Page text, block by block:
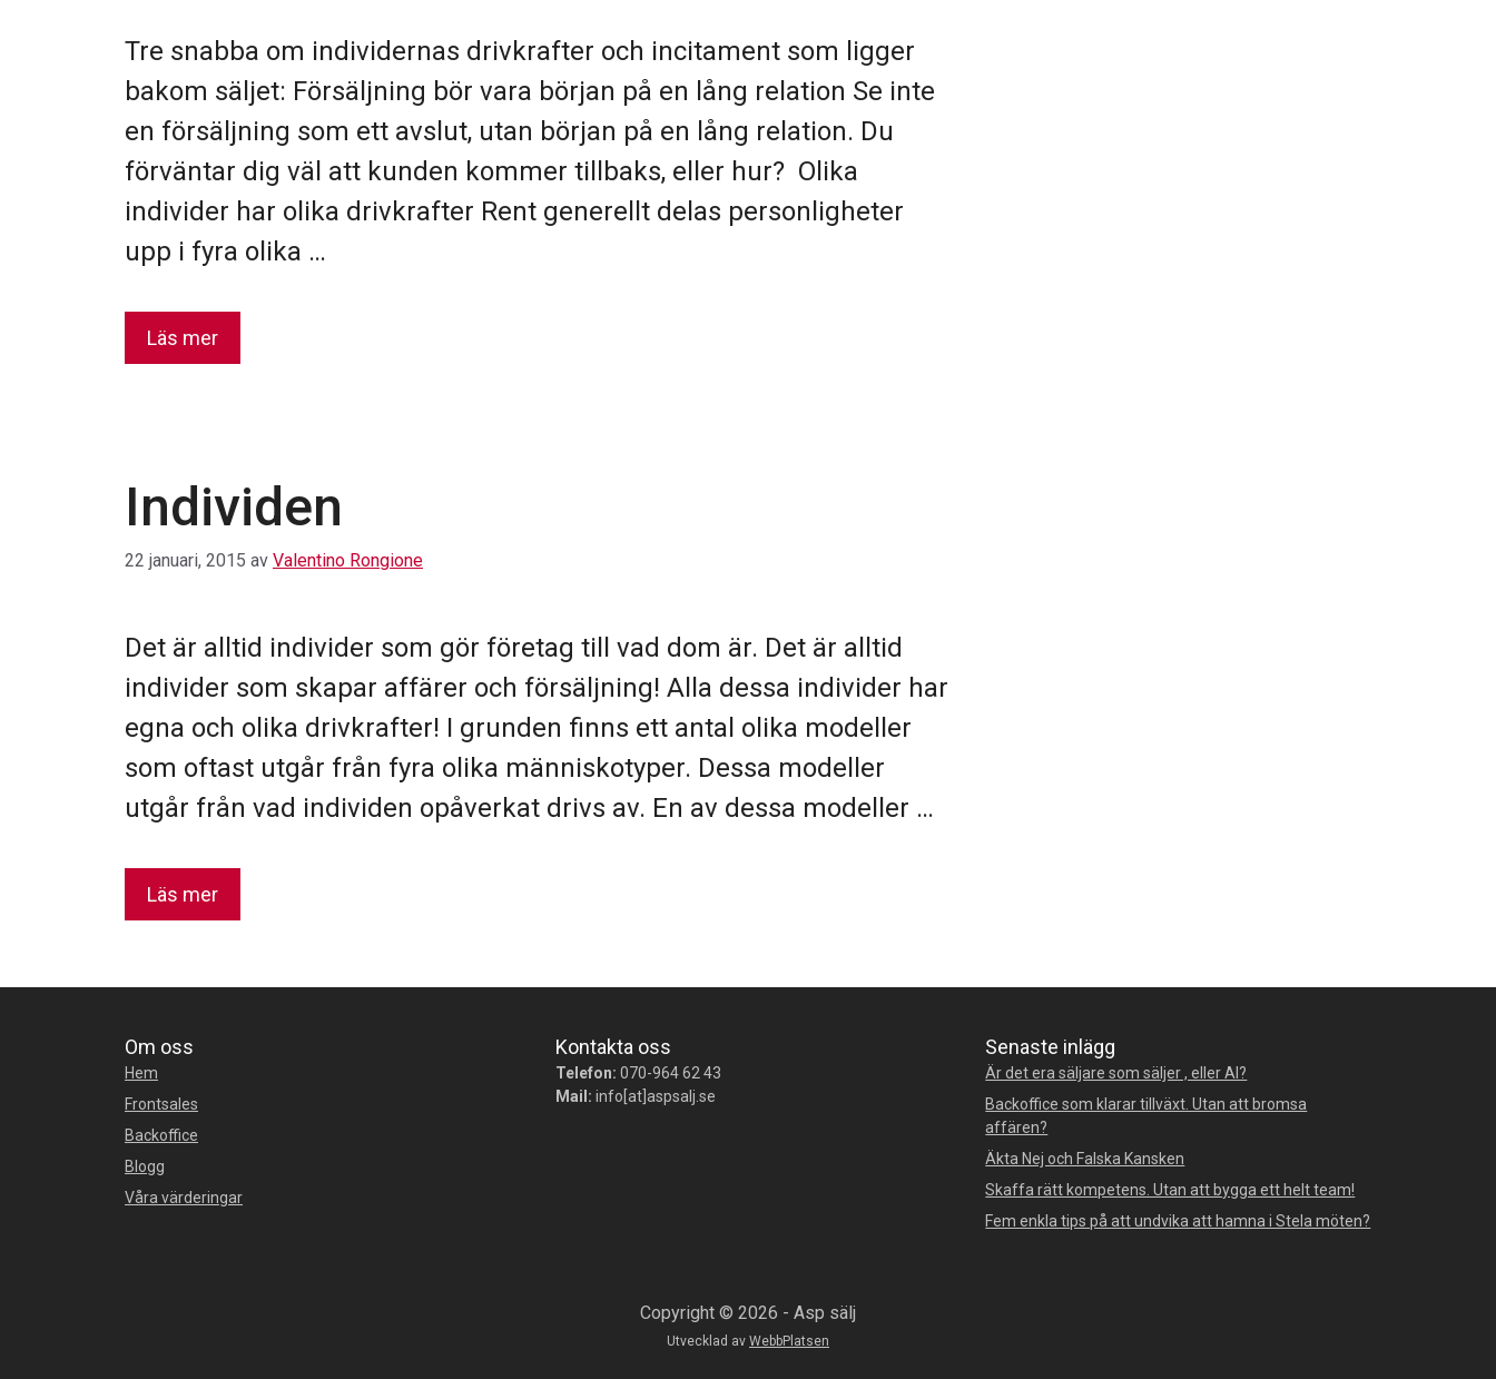
Tre snabba om individernas drivkrafter och incitament som ligger
bakom säljet: Försäljning bör vara början på en lång relation Se inte
en försäljning som ett avslut, utan början på en lång relation. Du
förväntar dig väl att kunden kommer tillbaks, eller hur? Olika
individer har olika drivkrafter Rent generellt delas personligheter
upp i fyra olika …
Läs mer
Individen
22 januari, 2015 av Valentino Rongione
Det är alltid individer som gör företag till vad dom är. Det är alltid
individer som skapar affärer och försäljning! Alla dessa individer har
egna och olika drivkrafter! I grunden finns ett antal olika modeller
som oftast utgår från fyra olika människotyper. Dessa modeller
utgår från vad individen opåverkat drivs av. En av dessa modeller …
Läs mer
Om oss
Hem
Frontsales
Backoffice
Blogg
Våra värderingar
Kontakta oss
Telefon: 070-964 62 43
Mail: info[at]aspsalj.se
Senaste inlägg
Är det era säljare som säljer , eller AI?
Backoffice som klarar tillväxt. Utan att bromsa
affären?
Äkta Nej och Falska Kansken
Skaffa rätt kompetens. Utan att bygga ett helt team!
Fem enkla tips på att undvika att hamna i Stela möten?
Copyright © 2026 - Asp sälj
Utvecklad av WebbPlatsen